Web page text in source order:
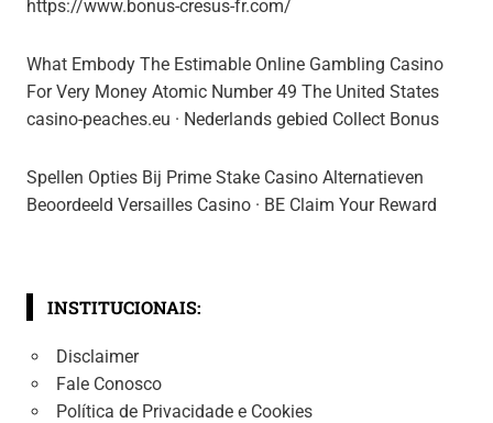
https://www.bonus-cresus-fr.com/
What Embody The Estimable Online Gambling Casino
For Very Money Atomic Number 49 The United States
casino-peaches.eu · Nederlands gebied Collect Bonus
Spellen Opties Bij Prime Stake Casino Alternatieven
Beoordeeld Versailles Casino · BE Claim Your Reward
INSTITUCIONAIS:
Disclaimer
Fale Conosco
Política de Privacidade e Cookies